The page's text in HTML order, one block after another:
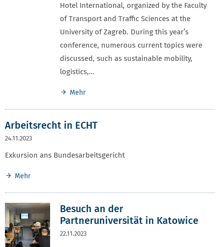
Hotel International, organized by the Faculty
of Transport and Traffic Sciences at the
University of Zagreb. During this year’s
conference, numerous current topics were
discussed, such as sustainable mobility,
logistics,…
Mehr
Arbeitsrecht in ECHT
24.11.2023
Exkursion ans Bundesarbeitsgericht
Mehr
Besuch an der
Partneruniversität in Katowice
22.11.2023